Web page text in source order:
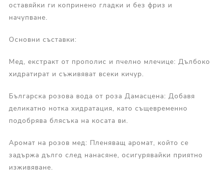
оставяйки ги копринено гладки и без фриз и
начупване.
Основни съставки:
Мед, екстракт от прополис и пчелно млечице: Дълбоко
хидратират и съживяват всеки кичур.
Българска розова вода от роза Дамасцена: Добавя
деликатно нотка хидратация, като същевременно
подобрява блясъка на косата ви.
Аромат на розов мед: Пленяващ аромат, който се
задържа дълго след нанасяне, осигурявайки приятно
изживяване.